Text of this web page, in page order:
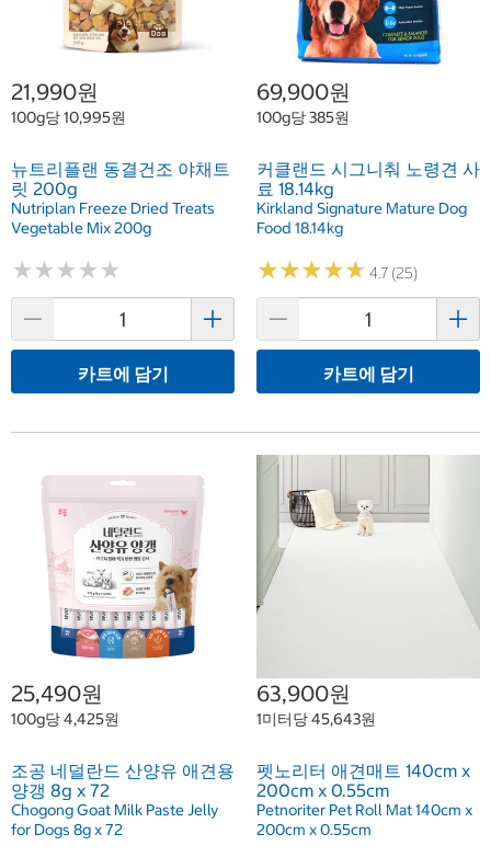
21,990원
100g당 10,995원
뉴트리플랜 동결건조 야채트
릿 200g
Nutriplan Freeze Dried Treats
Vegetable Mix 200g
★★★★★
★★★★★
카트에 담기
69,900원
100g당 385원
커클랜드 시그니춰 노령견 사
료 18.14kg
Kirkland Signature Mature Dog
Food 18.14kg
★★★★★
★★★★★ 4.7 (25)
카트에 담기
25,490원
100g당 4,425원
조공 네덜란드 산양유 애견용
양갱 8g x 72
Chogong Goat Milk Paste Jelly
for Dogs 8g x 72
63,900원
1미터당 45,643원
펫노리터 애견매트 140cm x
200cm x 0.55cm
Petnoriter Pet Roll Mat 140cm x
200cm x 0.55cm